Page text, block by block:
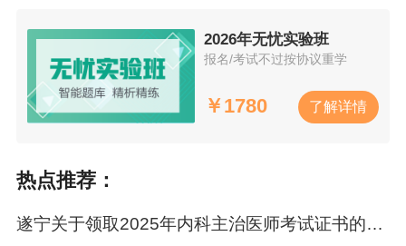
丽水职业技术学院，车辆不进校园，请绿色出
行，根据指路牌进入相应考试室。
4月13、14日从学校东门（丽水市莲都区中山街
北357号）进入考场。
公交线路：Y线（丽水职业技术学院）、1路（丽
院）、14路（丽水职业技术学院）、23路（丽水
2026年无忧实验班
报名/考试不过按协议重学
￥1780 了解详情
热点推荐：
遂宁关于领取2025年内科主治医师考试证书的通知